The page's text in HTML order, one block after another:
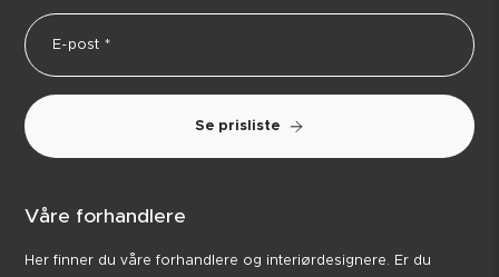
Se prisliste
Våre forhandlere
Her finner du våre forhandlere og interiørdesignere. Er du